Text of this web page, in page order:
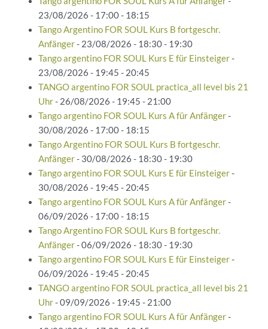
23/08/2026 - 17:00 - 18:15
Tango Argentino FOR SOUL Kurs B fortgeschr.
Anfänger- 23/08/2026 - 18:30 - 19:30
Tango argentino FOR SOUL Kurs E für Einsteiger-
23/08/2026 - 19:45 - 20:45
TANGO argentino FOR SOUL practica_all level bis 21
Uhr- 26/08/2026 - 19:45 - 21:00
Tango argentino FOR SOUL Kurs A für Anfänger-
30/08/2026 - 17:00 - 18:15
Tango Argentino FOR SOUL Kurs B fortgeschr.
Anfänger- 30/08/2026 - 18:30 - 19:30
Tango argentino FOR SOUL Kurs E für Einsteiger-
30/08/2026 - 19:45 - 20:45
Tango argentino FOR SOUL Kurs A für Anfänger-
06/09/2026 - 17:00 - 18:15
Tango Argentino FOR SOUL Kurs B fortgeschr.
Anfänger- 06/09/2026 - 18:30 - 19:30
Tango argentino FOR SOUL Kurs E für Einsteiger-
06/09/2026 - 19:45 - 20:45
TANGO argentino FOR SOUL practica_all level bis 21
Uhr- 09/09/2026 - 19:45 - 21:00
Tango argentino FOR SOUL Kurs A für Anfänger-